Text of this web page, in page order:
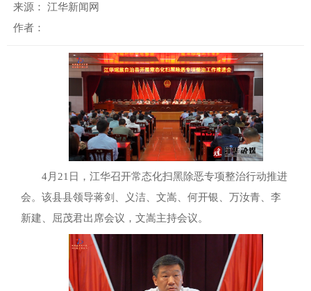
来源： 江华新闻网
作者：
4月21日，江华召开常态化扫黑除恶专项整治行动推进
会。该县县领导蒋剑、义洁、文嵩、何开银、万汝青、李
新建、屈茂君出席会议，文嵩主持会议。